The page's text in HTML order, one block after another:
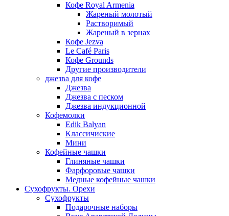
Кофе Royal Armenia
Жареный молотый
Растворимый
Жареный в зернах
Кофе Jezva
Le Café Paris
Кофе Grounds
Другие производители
джезва для кофе
Джезва
Джезва с песком
Джезва индукционной
Кофемолки
Edik Balyan
Классичиские
Мини
Кофейные чашки
Глиняные чашки
Фарфоровые чашки
Медные кофейные чашки
Сухофрукты. Орехи
Сухофрукты
Подарочные наборы